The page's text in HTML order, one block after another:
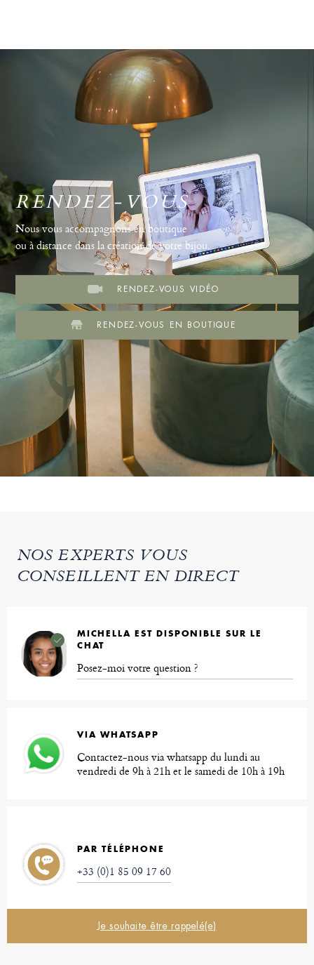
RENDEZ-VOUS
Nous vous accompagnons en boutique
ou à distance dans la création de votre bijou.
RENDEZ-VOUS VIDÉO
RENDEZ-VOUS EN BOUTIQUE
NOS EXPERTS VOUS
CONSEILLENT EN DIRECT
MICHELLA EST DISPONIBLE SUR LE
CHAT
Posez-moi votre question ?
VIA WHATSAPP
Contactez-nous via whatsapp du lundi au
vendredi de 9h à 21h et le samedi de 10h à 19h
PAR TÉLÉPHONE
+33 (0)1 85 09 17 60
Je souhaite être rappelé(e)